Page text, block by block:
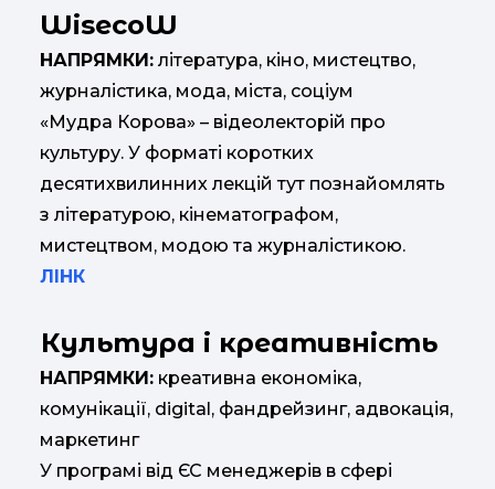
WisecoW
НАПРЯМКИ: література, кіно, мистецтво,
журналістика, мода, міста, соціум
«Мудра Корова» – відеолекторій про
культуру. У форматі коротких
десятихвилинних лекцій тут познайомлять
з літературою, кінематографом,
мистецтвом, модою та журналістикою.
ЛІНК
Культура і креативність
НАПРЯМКИ: креативна економіка,
комунікації, digital, фандрейзинг, адвокація,
маркетинг
У програмі від ЄС менеджерів в сфері